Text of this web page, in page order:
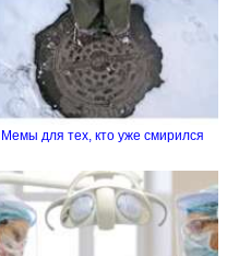
Мемы для тех, кто уже смирился